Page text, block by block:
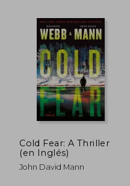
dcto. $ 34.28
Cold Fear: A Thriller
(en Inglés)
John David Mann